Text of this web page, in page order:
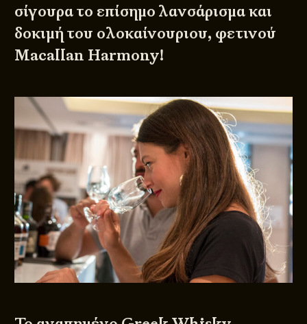
σίγουρα το επίσημο λανσάρισμα και
δοκιμή του ολοκαίνουριου, φετινού
Macallan Harmony!